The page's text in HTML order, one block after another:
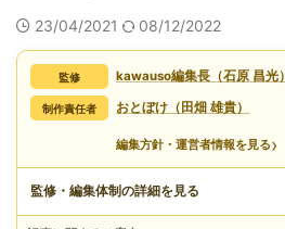
23/04/2021 08/12/2022
監修 kawauso編集長（石原 昌光）
制作責任者 おとぼけ（田畑 雄貴）
編集方針・運営者情報を見る›
監修・編集体制の詳細を見る